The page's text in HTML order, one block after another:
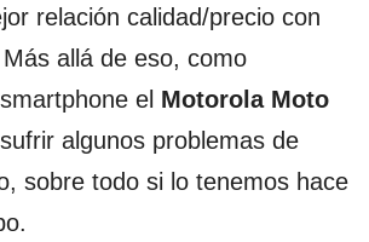
relación calidad/precio con
allá de eso, como
el Motorola Moto
algunos problemas de
sobre todo si lo tenemos hace